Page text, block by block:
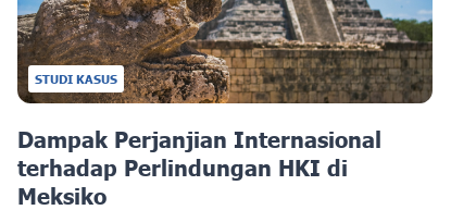
STUDI KASUS
Dampak Perjanjian Internasional
terhadap Perlindungan HKI di
Meksiko